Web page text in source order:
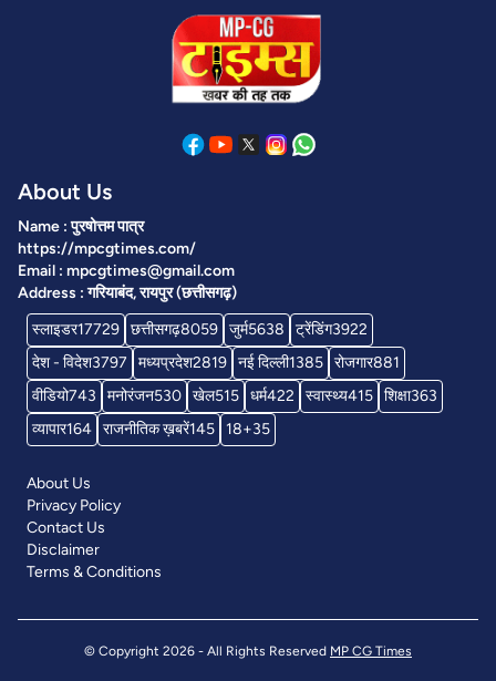
About Us
Name : पुरषोत्तम पात्र
https://mpcgtimes.com/
Email : mpcgtimes@gmail.com
Address : गरियाबंद, रायपुर (छत्तीसगढ़)
स्लाइडर17729 छत्तीसगढ़8059 जुर्म5638 ट्रेंडिंग3922
देश - विदेश3797 मध्यप्रदेश2819 नई दिल्ली1385 रोजगार881
वीडियो743 मनोरंजन530 खेल515 धर्म422 स्वास्थ्य415 शिक्षा363
व्यापार164 राजनीतिक ख़बरें145 18+35
About Us
Privacy Policy
Contact Us
Disclaimer
Terms & Conditions
© Copyright 2026 - All Rights Reserved MP CG Times